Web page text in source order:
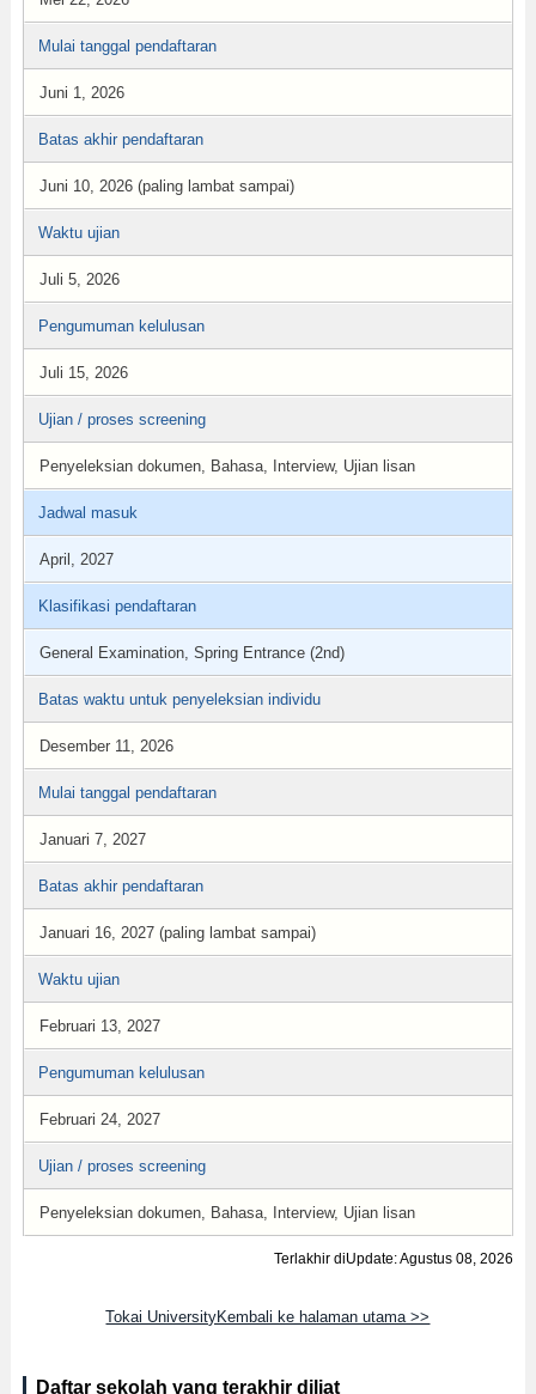
Mulai tanggal pendaftaran
Juni 1, 2026
Batas akhir pendaftaran
Juni 10, 2026 (paling lambat sampai)
Waktu ujian
Juli 5, 2026
Pengumuman kelulusan
Juli 15, 2026
Ujian / proses screening
Penyeleksian dokumen, Bahasa, Interview, Ujian lisan
Jadwal masuk
April, 2027
Klasifikasi pendaftaran
General Examination, Spring Entrance (2nd)
Batas waktu untuk penyeleksian individu
Desember 11, 2026
Mulai tanggal pendaftaran
Januari 7, 2027
Batas akhir pendaftaran
Januari 16, 2027 (paling lambat sampai)
Waktu ujian
Februari 13, 2027
Pengumuman kelulusan
Februari 24, 2027
Ujian / proses screening
Penyeleksian dokumen, Bahasa, Interview, Ujian lisan
Terlakhir diUpdate: Agustus 08, 2026
Tokai UniversityKembali ke halaman utama >>
Daftar sekolah yang terakhir diliat